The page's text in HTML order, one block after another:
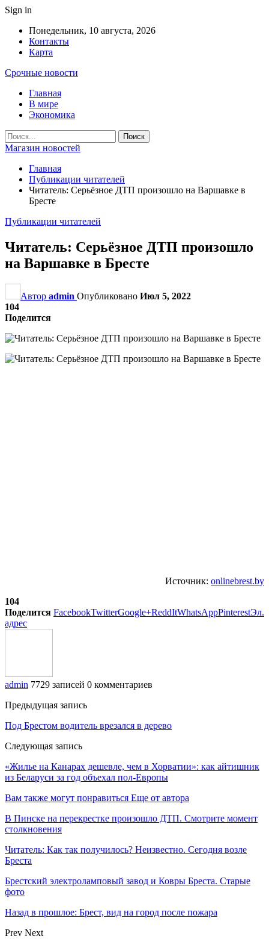
Sign in
Понедельник, 10 августа, 2026
Контакты
Карта
Срочные новости
Главная
В мире
Экономика
Магазин новостей
Главная
Публикации читателей
Читатель: Серьёзное ДТП произошло на Варшавке в
Бресте
Публикации читателей
Читатель: Серьёзное ДТП произошло
на Варшавке в Бресте
Автор admin Опубликовано Июл 5, 2022
104
Поделится
Источник: onlinebrest.by
104
Поделится FacebookTwitterGoogle+ReddItWhatsAppPinterestЭл.
адрес
admin 7729 записей 0 комментариев
Предыдущая запись
Под Брестом водитель врезался в дерево
Следующая запись
«Жилье на Канарах дешевле, чем в Хорватии»: как айтишник
из Беларуси за год объехал пол-Европы
Вам также могут понравиться Еще от автора
В Пинске на перекрестке произошло ДТП. Смотрите момент
столкновения
Читатель: Как так получилось? Неизвестно. Сегодня возле
Бреста
Брестский электроламповый завод и Ковры Бреста. Старые
фото
Назад в прошлое: Брест, вид на город после пожара
Prev Next